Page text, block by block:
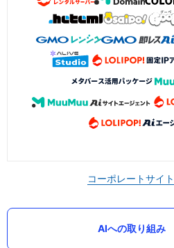
コーポレートサイト
AIへの取り組み